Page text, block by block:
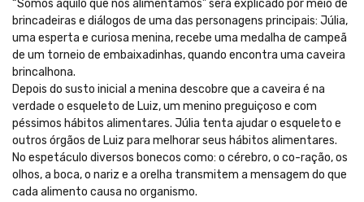
“Somos aquilo que nos alimentamos” será explicado por meio de
brincadeiras e diálogos de uma das personagens principais: Júlia,
uma esperta e curiosa menina, recebe uma medalha de campeã
de um torneio de embaixadinhas, quando encontra uma caveira
brincalhona.
Depois do susto inicial a menina descobre que a caveira é na
verdade o esqueleto de Luiz, um menino preguiçoso e com
péssimos hábitos alimentares. Júlia tenta ajudar o esqueleto e
outros órgãos de Luiz para melhorar seus hábitos alimentares.
No espetáculo diversos bonecos como: o cérebro, o co-ração, os
olhos, a boca, o nariz e a orelha transmitem a mensagem do que
cada alimento causa no organismo.